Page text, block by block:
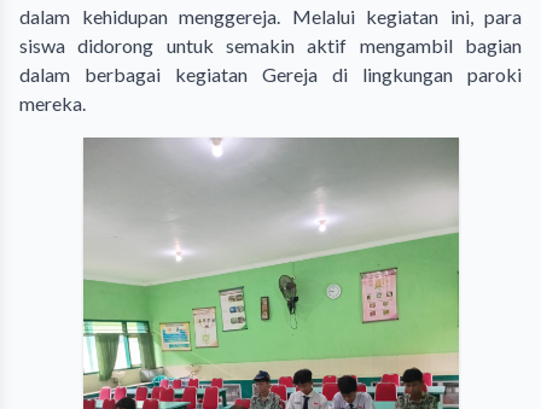
dalam kehidupan menggereja. Melalui kegiatan ini, para
siswa didorong untuk semakin aktif mengambil bagian
dalam berbagai kegiatan Gereja di lingkungan paroki
mereka.